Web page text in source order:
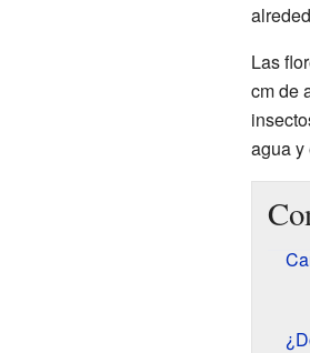
Las
cm de
agua y